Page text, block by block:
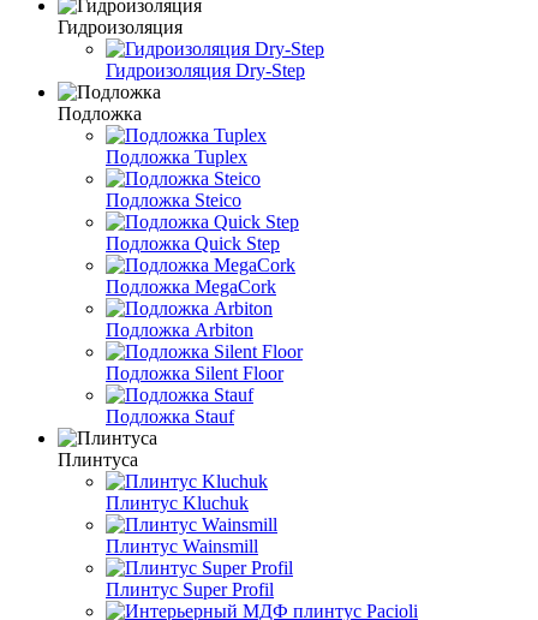
Гидроизоляция
Гидроизоляция Dry-Step
Подложка
Подложка Tuplex
Подложка Steico
Подложка Quick Step
Подложка MegaCork
Подложка Arbiton
Подложка Silent Floor
Подложка Stauf
Плинтуса
Плинтус Kluchuk
Плинтус Wainsmill
Плинтус Super Profil